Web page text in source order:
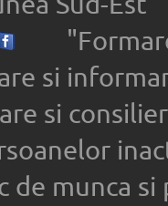
si
si
de munca